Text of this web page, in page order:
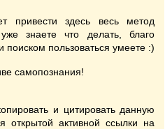
привести здесь весь метод
знаете что делать, благо
поиском пользоваться умеете :)
самопознания!
и цитировать данную
открытой активной ссылки на